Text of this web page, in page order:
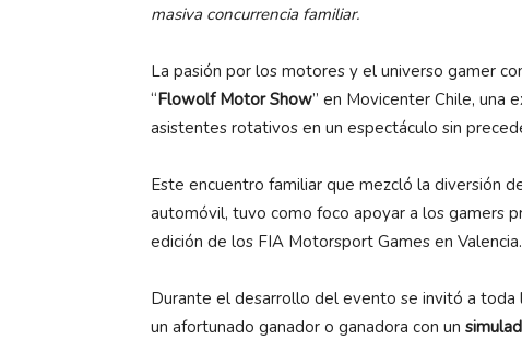
masiva concurrencia familiar.
La pasión por los motores y el universo gamer
“Flowolf Motor Show” en Movicenter Chile, una
asistentes rotativos en un espectáculo sin
Este encuentro familiar que mezcló la diversión
automóvil, tuvo como foco apoyar a los gamers
edición de los FIA Motorsport Games en Valencia.
Durante el desarrollo del evento se invitó a toda
un afortunado ganador o ganadora con un